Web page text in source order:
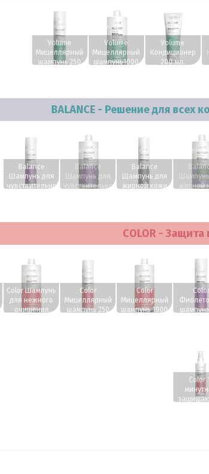
www.profhairs.ru
Volume
Мицеллярный
шампунь 250
www.profhairs.ru
Volume
Мицеллярный
шампунь1000
www.profhairs.ru
Volume
Кондиционер
200 мл.
BALANCE - Решение для всех
www.profhairs.ru
Balance
Шампунь для
чувствительной
www.profhairs.ru
Balance
Шампунь для
чувствительной
www.profhairs.ru
Balance
Шампунь для
жирной кожи
жирной
COLOR -
www.profhairs.ru
Color Шампунь
для нежного
очищения
www.profhairs.ru
Color
Мицеллярный
шампунь 250
www.profhairs.ru
Color
Мицеллярный
шампунь 1000
Color
Color